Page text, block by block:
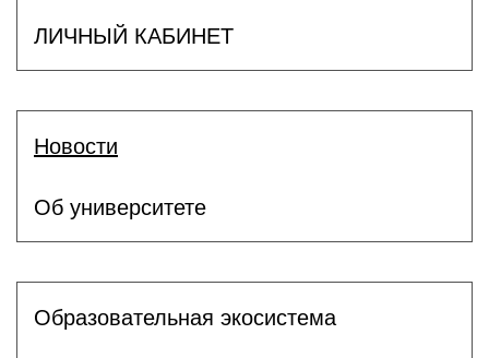
ЛИЧНЫЙ КАБИНЕТ
Новости
Об университете
Образовательная экосистема